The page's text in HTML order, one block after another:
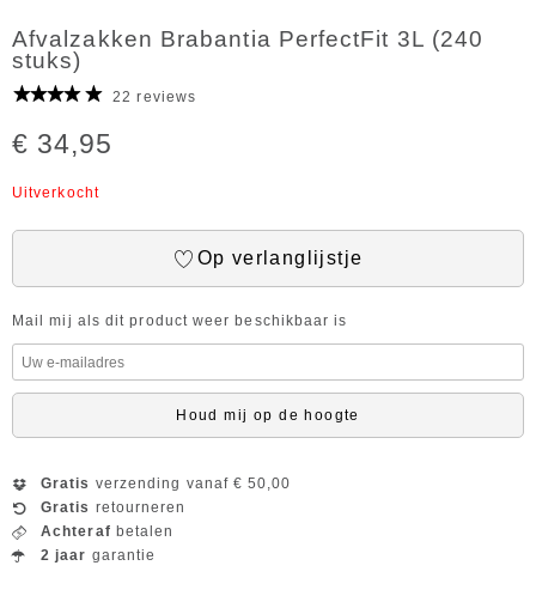
Afvalzakken Brabantia PerfectFit 3L (240
stuks)
22 reviews
€ 34,95
Uitverkocht
Op verlanglijstje
Mail mij als dit product weer beschikbaar is
Houd mij op de hoogte
Gratis verzending vanaf € 50,00
Gratis retourneren
Achteraf betalen
2 jaar garantie